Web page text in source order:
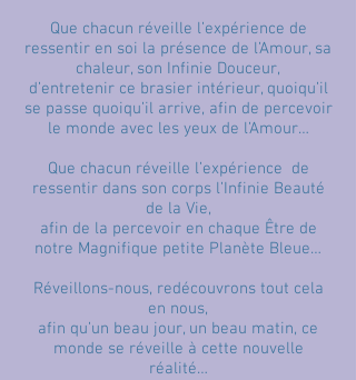
Que chacun réveille l’expérience de
ressentir en soi la présence de l’Amour, sa
chaleur, son Infinie Douceur,
d’entretenir ce brasier intérieur, quoiqu’il
se passe quoiqu’il arrive, afin de percevoir
le monde avec les yeux de l’Amour…
Que chacun réveille l’expérience de
ressentir dans son corps l’Infinie Beauté
de la Vie,
afin de la percevoir en chaque Être de
notre Magnifique petite Planète Bleue…
Réveillons-nous, redécouvrons tout cela
en nous,
afin qu’un beau jour, un beau matin, ce
monde se réveille à cette nouvelle
réalité…